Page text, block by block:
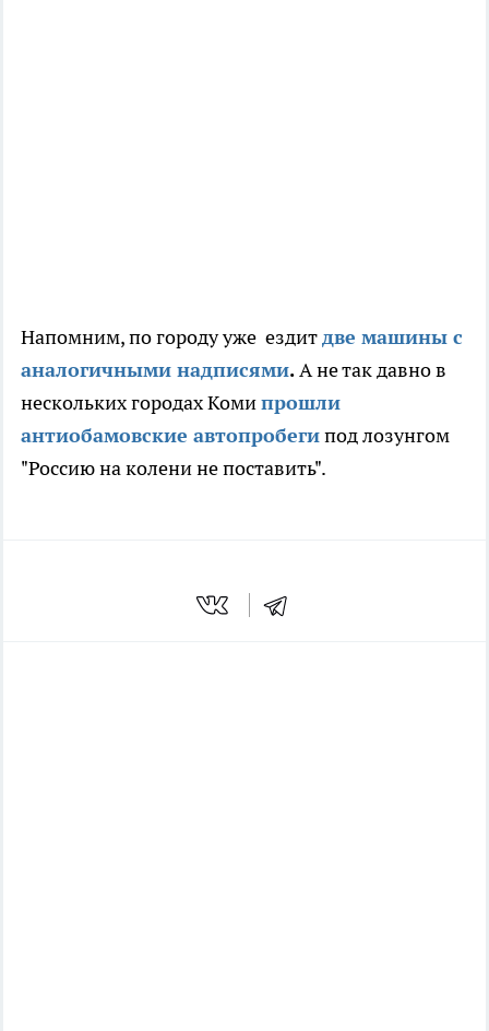
Напомним, по городу уже ездитдве машины с
аналогичными надписями.А не так давно в
нескольких городах Комипрошли
антиобамовские автопробегипод лозунгом
"Россию на колени не поставить".